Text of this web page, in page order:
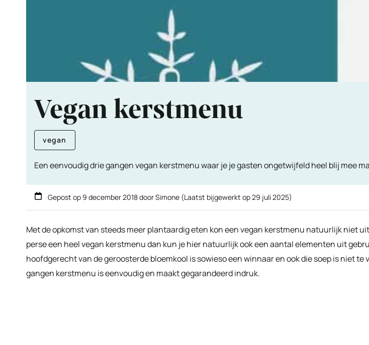
Vegan kerstmenu
vegan
Een eenvoudig drie gangen vegan kerstmenu waar je je gasten ongetwijfeld heel blij mee
Gepost op 9 december 2018doorSimone (Laatst bijgewerkt op29 juli 2025)
Met de opkomst van steeds meer plantaardig eten kon een vegan kerstmenu natuurlijk niet
perse een heel vegan kerstmenu dan kun je hier natuurlijk ook een aantal elementen uit
hoofdgerecht van de geroosterde bloemkool is sowieso een winnaar en ook die soep is niet te
gangen kerstmenu is eenvoudig en maakt gegarandeerd indruk.